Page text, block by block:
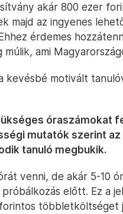
akár 800 ezer
majd az ingyenes
érdemes
ami
kevésbé motivált
óraszámokat
mutatók szerint
tanuló megbukik.
venni, de akár 5-10
előtt. Ez a
többletköltséget